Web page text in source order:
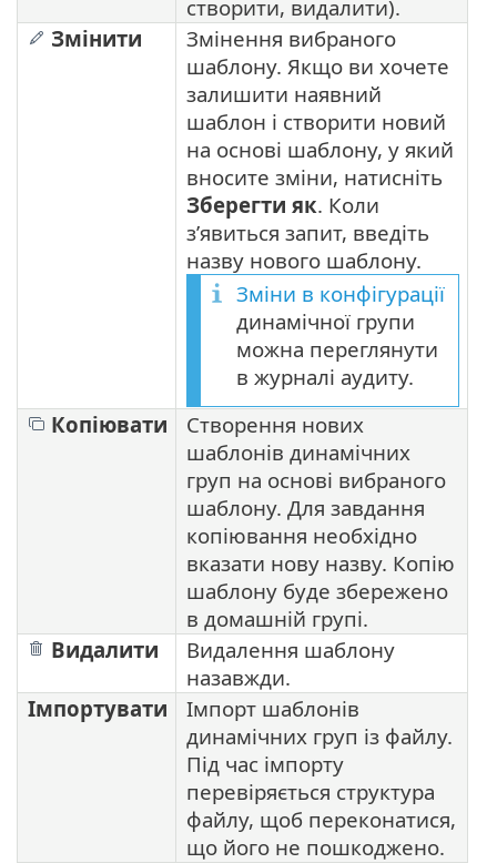
створити, видалити).
Змінити
Змінення вибраного
шаблону. Якщо ви хочете
залишити наявний
шаблон і створити новий
на основі шаблону, у який
вносите зміни, натисніть
Зберегти як. Коли
з’явиться запит, введіть
назву нового шаблону.
Зміни в конфігурації
динамічної групи
можна переглянути
в журналі аудиту.
Копіювати
Створення нових
шаблонів динамічних
груп на основі вибраного
шаблону. Для завдання
копіювання необхідно
вказати нову назву. Копію
шаблону буде збережено
в домашній групі.
Видалити
Видалення шаблону
назавжди.
Імпортувати
Імпорт шаблонів
динамічних груп із файлу.
Під час імпорту
перевіряється структура
файлу, щоб переконатися,
що його не пошкоджено.